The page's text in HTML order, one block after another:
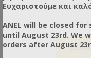
Ευχαριστούμε και
ANEL will be closed
until August 23rd. We
orders after August